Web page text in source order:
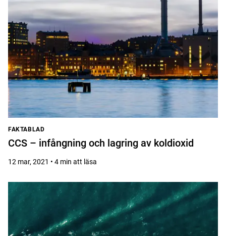
FAKTABLAD
CCS – infångning och lagring av koldioxid
12 mar, 2021 • 4 min att läsa